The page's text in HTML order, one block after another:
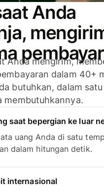
Anda
Anda mengirim,
dalam 40+
butuhkan, dalam
membutuhkannya.
saat bepergian ke luar
uang Anda di satu
dalam hitungan detik.
internasional